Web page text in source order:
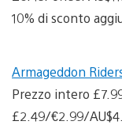
10% di sconto
Armageddon
Prezzo intero
£2.49/€2.99/